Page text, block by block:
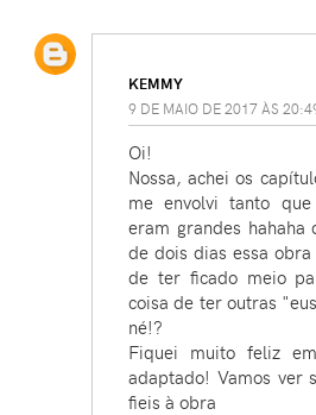
KEMMY
9 DE MAIO DE 2017 ÀS
Oi!
Nossa, achei os
me envolvi tanto
eram grandes hahaha
de dois dias essa
de ter ficado meio
coisa de ter outras
né!?
Fiquei muito feliz
adaptado! Vamos ver
fieis à obra